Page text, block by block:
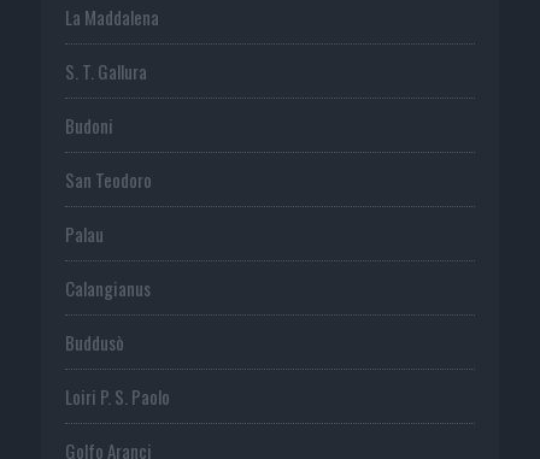
La Maddalena
S. T. Gallura
Budoni
San Teodoro
Palau
Calangianus
Buddusò
Loiri P. S. Paolo
Golfo Aranci